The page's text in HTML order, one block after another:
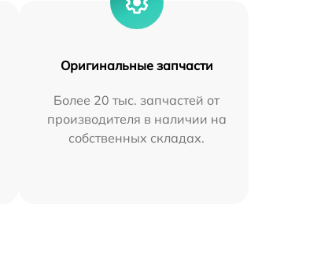
Оригинальные запчасти
Более 20 тыс. запчастей от
производителя в наличии на
собственных складах.